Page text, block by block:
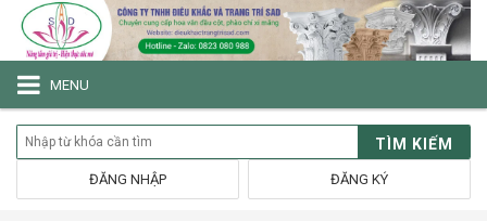
MENU
TÌM KIẾM
ĐĂNG KÝ
ĐĂNG NHẬP